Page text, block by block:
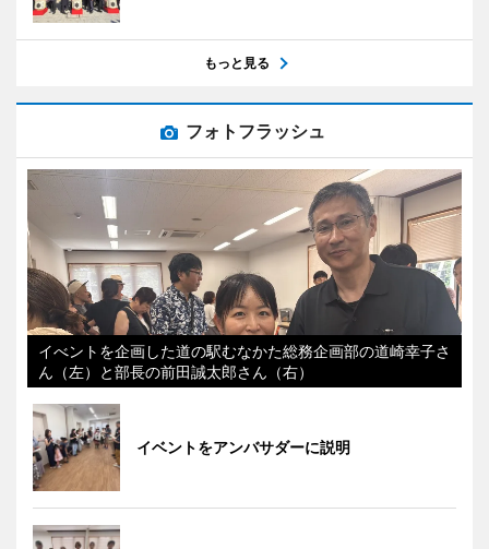
もっと見る
フォトフラッシュ
イべントを企画した道の駅むなかた総務企画部の道崎幸子さ
ん（左）と部長の前田誠太郎さん（右）
イベントをアンバサダーに説明